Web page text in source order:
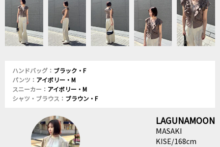
ハンドバッグ： ブラック・F
パンツ： アイボリー・M
スニーカー： アイボリー・M
シャツ・ブラウス： ブラウン・F
LAGUNAMOON
MASAKI
KISE/168cm